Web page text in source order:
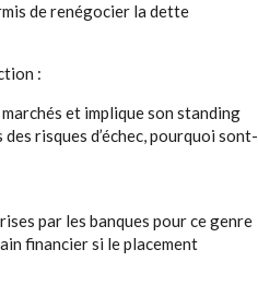
de renégocier la dette
:
et implique son standing
risques d’échec, pourquoi sont-
par les banques pour ce genre
financier si le placement